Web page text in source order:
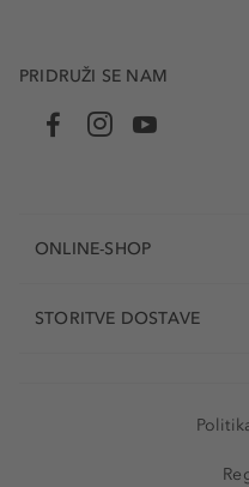
PRIDRUŽI SE NAM
ONLINE-SHOP
STORITVE DOSTAVE